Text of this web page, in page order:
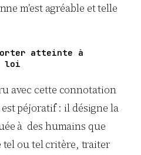
m’est agréable et telle
atteinte à
loi
avec cette connotation
est péjoratif : il désigne la
à des humains que
tel ou tel critère, traiter